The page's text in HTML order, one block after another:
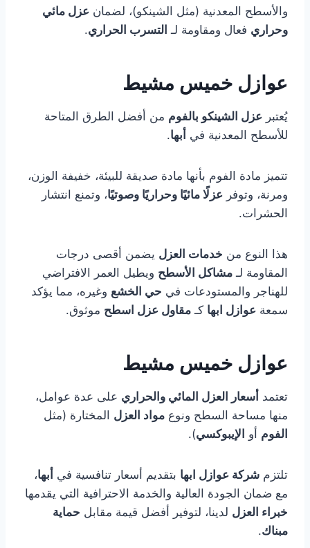
والأسطح المعدنية (مثل الشينكو)، لضمان عزل مائي
وحراري فعال ومقاومة لـ التسرب الحراري.
عوازل خميس مشيط
يُعتبر عزل الشينكو بالفوم من أفضل الطرق المتاحة
للأسطح المعدنية في أبها.
تتميز مادة الفوم بأنها مادة صديقة للبيئة، خفيفة الوزن،
ومرنة، وتوفر عزلًا مائيًا وحراريًا وصوتيًا، وتمنع انتشار
الحشرات.
هذا النوع من خدمات العزل يضمن أقصى درجات
المقاومة لـ مشاكل الأسطح ويطيل العمر الافتراضي
للهناجر والمستودعات في حي الخشع وغيره، مما يؤكد
سمعة عوازل ابها كـ مقاول عزل اسطح موثوق.
عوازل خميس مشيط
تعتمد أسعار العزل المائي والحراري على عدة عوامل،
منها مساحة السطح ونوع مواد العزل المختارة (مثل
الفوم أو الإيبوكسي).
تلتزم شركة عوازل ابها بتقديم أسعار تنافسية في أبها،
مع ضمان الجودة العالية والخدمة الاحترافية التي يقدمها
خبراء العزل لدينا، لتوفير أفضل قيمة مقابل حماية
مبناك.